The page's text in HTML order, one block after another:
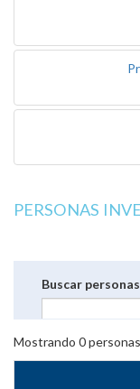
PERSONAS
Buscar personas
Mostrando 0